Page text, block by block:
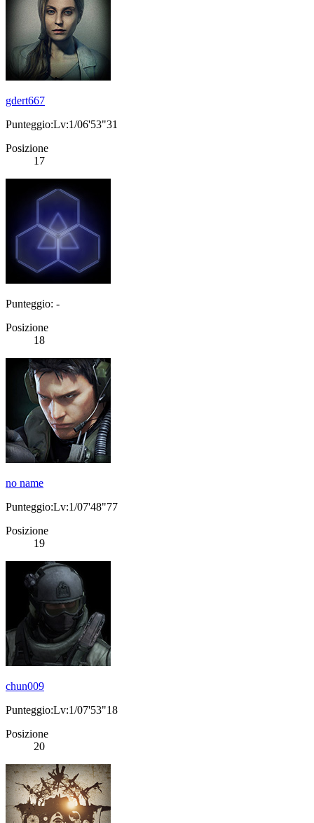
gdert667
Punteggio:Lv:1/06'53"31
Posizione
17
Punteggio: -
Posizione
18
no name
Punteggio:Lv:1/07'48"77
Posizione
19
chun009
Punteggio:Lv:1/07'53"18
Posizione
20